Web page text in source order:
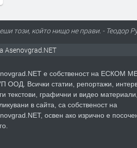
този, който нищо не прави. - Теодор
Asenovgrad.NET
е собственост на ЕСКОМ
ООД. Всички статии, репортажи,
текстови, графични и видео материали,
в сайта, са собственост на
освен ако изрично е